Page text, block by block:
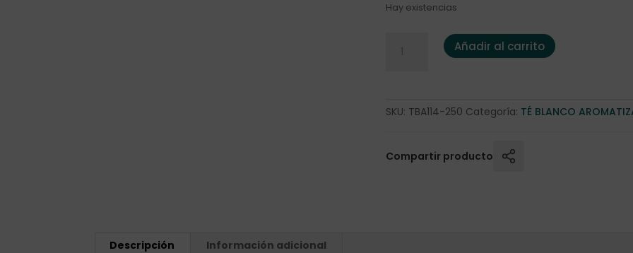
Hay existencias
Pai Mu Tan Golden Sunshine 250 gr. cantidad
Añadir al carrito
SKU: TBA114-250 Categoría: TÉ BLANCO
Compartir producto
Descripción Información adicional